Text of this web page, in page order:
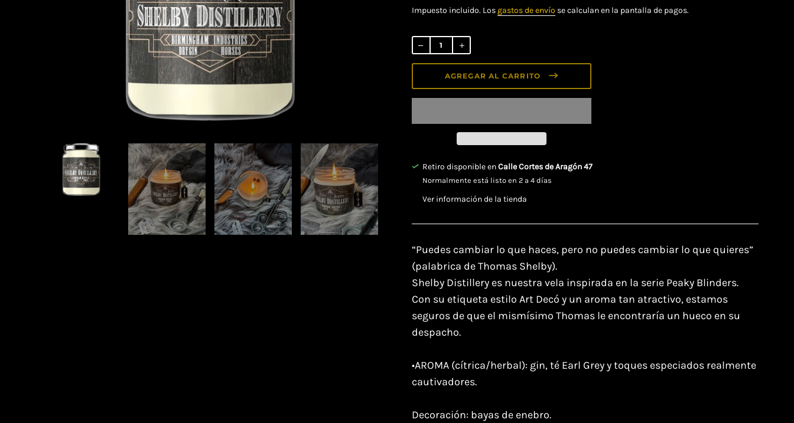
Impuesto incluido. Los gastos de envío se calculan en la pantalla de pagos.
habitual
AGREGAR AL CARRITO
Retiro disponible enCalle Cortes de Aragón 47
Normalmente está listo en 2 a 4 días
Ver información de la tienda
“Puedes cambiar lo que haces, pero no puedes cambiar lo que quieres”
(palabrica de Thomas Shelby).
Shelby Distillery es nuestra vela inspirada en la serie Peaky Blinders.
Con su etiqueta estilo Art Decó y un aroma tan atractivo, estamos
seguros de que el mismísimo Thomas le encontraría un hueco en su
despacho.
•AROMA (cítrica/herbal): gin, té Earl Grey y toques especiados realmente
cautivadores.
Decoración: bayas de enebro.